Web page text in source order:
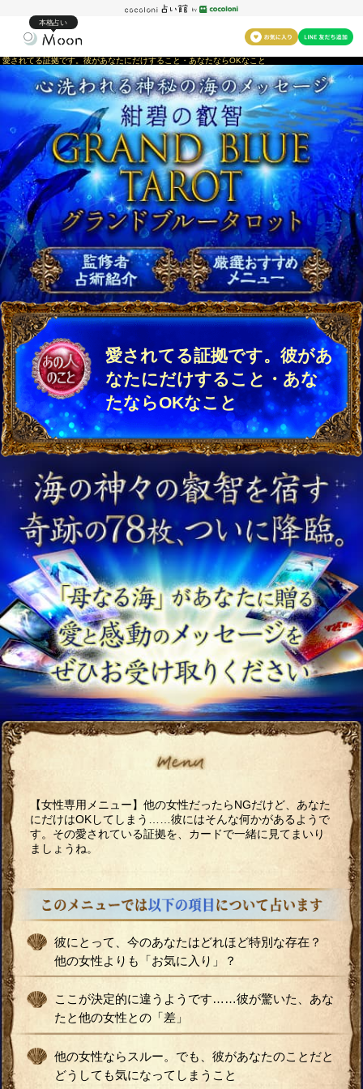
本格占い
愛されてる証拠です。彼があなたにだけすること・あなたならOKなこと
愛されてる証拠です。彼があ
なたにだけすること・あな
たならOKなこと
【女性専用メニュー】他の女性だったらNGだけど、あなた
にだけはOKしてしまう……彼にはそんな何かがあるようで
す。その愛されている証拠を、カードで一緒に見てまいり
ましょうね。
彼にとって、今のあなたはどれほど特別な存在？
他の女性よりも「お気に入り」？
ここが決定的に違うようです……彼が驚いた、あな
たと他の女性との「差」
他の女性ならスルー。でも、彼があなたのことだと
どうしても気になってしまうこと